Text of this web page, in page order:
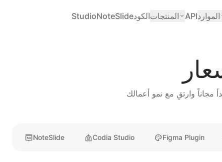
StudioNoteSlideالكودالمنتجات APIالموارد
NoteSlide Codia Studio Figma Plugin